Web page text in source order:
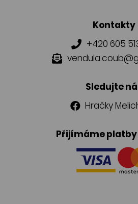
Kontakty
+420 605
Sledujte
Hračky
Přijímáme